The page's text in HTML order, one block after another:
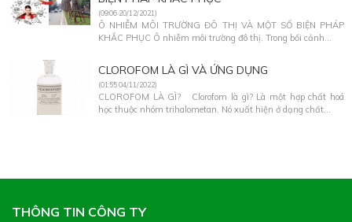
(09:06 20/12/2021)
Ô NHIỄM MÔI TRƯỜNG ĐÔ THỊ VÀ MỘT SỐ BIỆN PHÁP
KHẮC PHỤC Ô nhiễm môi trường đô thị. Trong bối cảnh...
CLOROFOM LÀ GÌ VÀ ỨNG DỤNG
(01:55 04/11/2022)
CLOROFOM LÀ GÌ? Clorofom là gì? Là một hợp chất hoá
học thuộc nhóm trihalometan. Nó xuất hiện ở dạng chất...
THÔNG TIN CÔNG TY